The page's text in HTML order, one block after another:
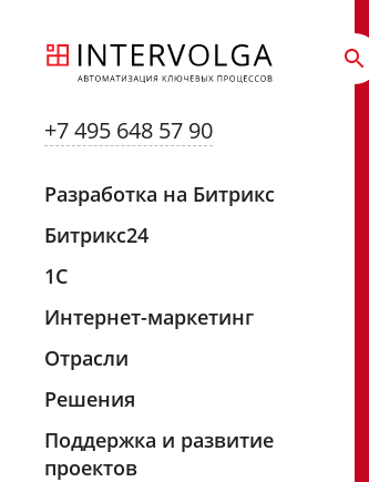
+7 495 648 57 90
Разработка на Битрикс
Битрикс24
1С
Интернет-маркетинг
Отрасли
Решения
Поддержка и развитие
проектов